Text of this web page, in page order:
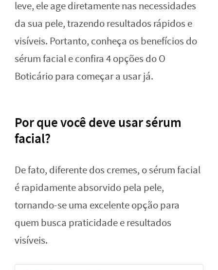
leve, ele age diretamente nas necessidades
da sua pele, trazendo resultados rápidos e
visíveis. Portanto, conheça os benefícios do
sérum facial e confira 4 opções do O
Boticário para começar a usar já.
Por que você deve usar sérum
facial?
De fato, diferente dos cremes, o sérum facial
é rapidamente absorvido pela pele,
tornando-se uma excelente opção para
quem busca praticidade e resultados
visíveis.